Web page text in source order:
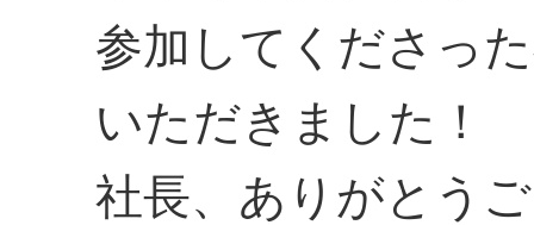
参加してくださっ
いただきました！
社長、ありがとう